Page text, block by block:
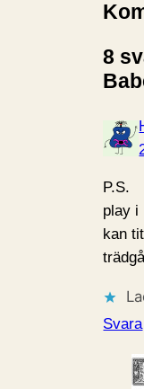
8
P.S.
play i
kan
Svara